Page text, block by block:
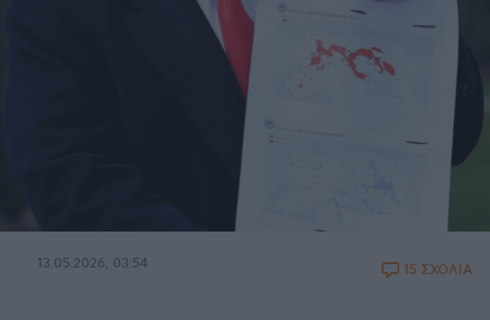
13.05.2026, 03:54 15 ΣΧΟΛΙΑ